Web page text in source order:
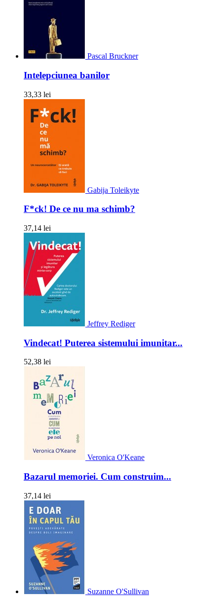
Pascal Bruckner
Intelepciunea banilor
33,33 lei
Gabija Toleikyte
F*ck! De ce nu ma schimb?
37,14 lei
Jeffrey Rediger
Vindecat! Puterea sistemului imunitar...
52,38 lei
Veronica O'Keane
Bazarul memoriei. Cum construim...
37,14 lei
Suzanne O'Sullivan